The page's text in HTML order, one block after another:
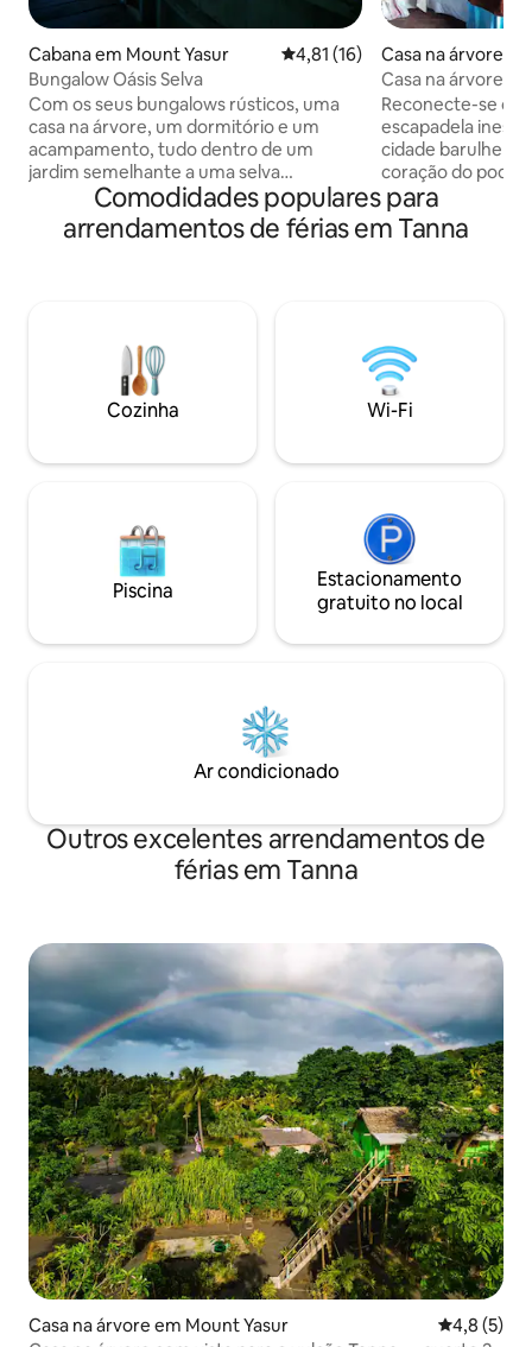
Cabana em Mount Yasur Classificação média de 4,81
4,81 (16)
Bungalow Oásis Selva
Com os seus bungalows rústicos, uma
casa na árvore, um dormitório e um
acampamento, tudo dentro de um
jardim semelhante a uma selva
localizado mesmo em frente ao
majestoso Monte. Yasur com vista para o
vulcão. O Jungle Oasis Bungalow
e são construídos perto das instalações
da casa de banho partilhada. As redes
mosquiteiras são fornecidas para cada
cama. A eletricidade está disponível à
carregamento.
Casa na árvore
Casa na árvore
Reconecte-se
escapadela
cidade
coração do
natureza
Yasur View And
oferece
mosquiteiras.
vulcão e
disponíveis
Reserve a sua
Comodidades populares para
arrendamentos de férias em Tanna
Cozinha Wi-Fi
Piscina
Estacionamento
gratuito no local
Ar condicionado
Outros excelentes arrendamentos de
férias em Tanna
Casa na árvore em Mount Yasur
4,8 (5)